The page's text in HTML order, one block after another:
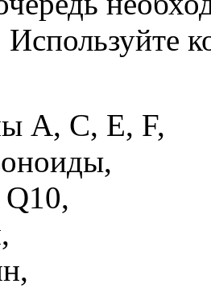
А, С, Е, F,